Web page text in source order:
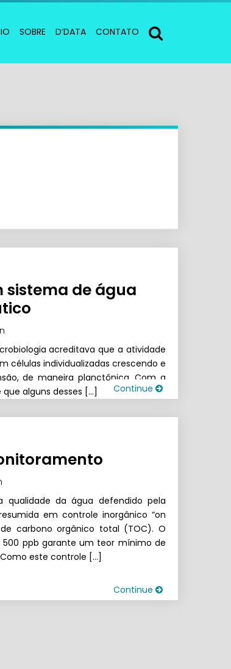
SOBRE D’DATA CONTATO
sistema de água
acreditava que a atividade
células individualizadas crescendo e
de maneira planctônica. Com a
alguns desses […]
Continue
da água defendido pela
em controle inorgânico “on
carbono orgânico total (TOC). O
ppb garante um teor mínimo de
este controle […]
Continue